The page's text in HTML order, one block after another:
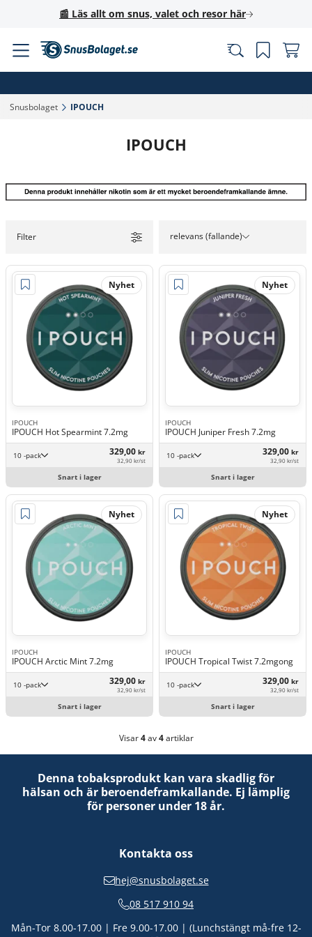
📰 Läs allt om snus, valet och resor här
Snusbolaget‎ IPOUCH‎
IPOUCH
Filter relevans (fallande)
Nyhet
IPOUCH
IPOUCH Hot Spearmint 7.2mg
10 -pack 329,00 kr
32,90 kr/st
Snart i lager
Nyhet
IPOUCH
IPOUCH Juniper Fresh 7.2mg
10 -pack 329,00 kr
32,90 kr/st
Snart i lager
Nyhet
IPOUCH
IPOUCH Arctic Mint 7.2mg
10 -pack 329,00 kr
32,90 kr/st
Snart i lager
Nyhet
IPOUCH
IPOUCH Tropical Twist 7.2mgong
10 -pack 329,00 kr
32,90 kr/st
Snart i lager
Visar4av4artiklar
Denna tobaksprodukt kan vara skadlig för
hälsan och är beroendeframkallande. Ej lämplig
för personer under 18 år.
Kontakta oss
hej@snusbolaget.se
08 517 910 94
Mån-Tor 8.00-17.00 | Fre 9.00-17.00 | (Lunchstängt må-fre 12-